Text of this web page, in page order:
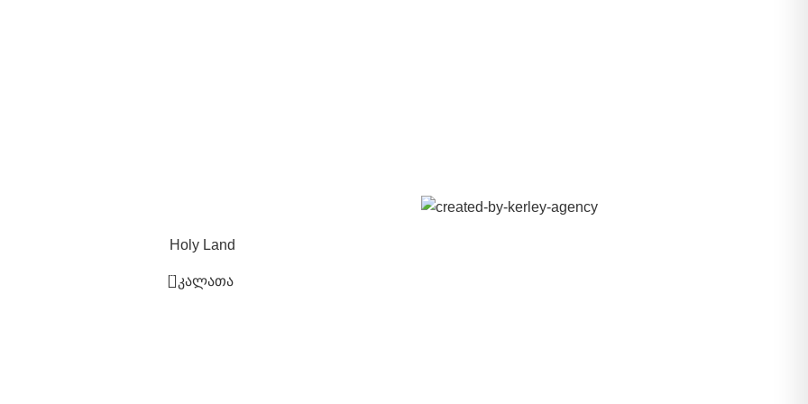
Holy Land
0 კალათა